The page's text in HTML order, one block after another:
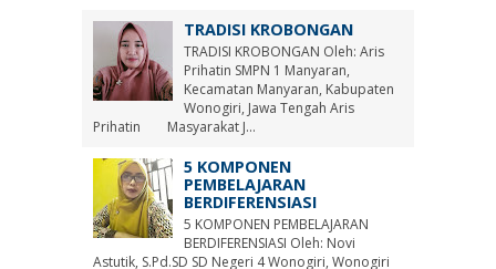
TRADISI KROBONGAN
TRADISI KROBONGAN Oleh: Aris
Prihatin SMPN 1 Manyaran,
Kecamatan Manyaran, Kabupaten
Wonogiri, Jawa Tengah Aris
Prihatin Masyarakat J...
5 KOMPONEN
PEMBELAJARAN
BERDIFERENSIASI
5 KOMPONEN PEMBELAJARAN
BERDIFERENSIASI Oleh: Novi
Astutik, S.Pd.SD SD Negeri 4 Wonogiri, Wonogiri